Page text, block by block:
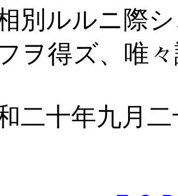
別ルルニ際
ヲ得ズ、唯
十年九月二